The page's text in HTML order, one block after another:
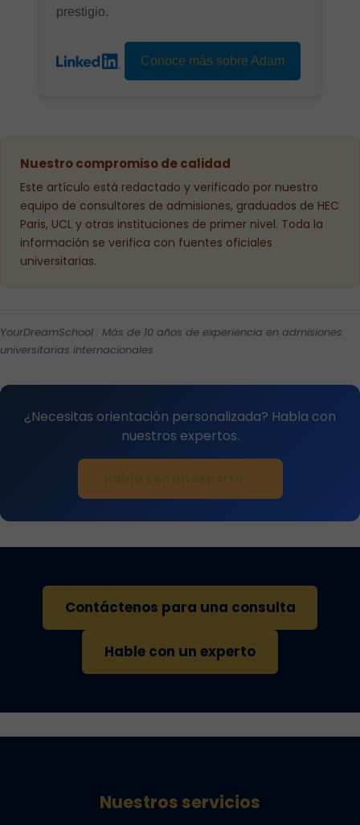
prestigio.
Conoce más sobre Adam
Nuestro compromiso de calidad
Este artículo está redactado y verificado por nuestro
equipo de consultores de admisiones, graduados de HEC
Paris, UCL y otras instituciones de primer nivel. Toda la
información se verifica con fuentes oficiales
universitarias.
YourDreamSchool : Más de 10 años de experiencia en admisiones
universitarias internacionales
¿Necesitas orientación personalizada? Habla con
nuestros expertos.
Contáctenos para una consulta
Hable con un experto
Nuestros servicios